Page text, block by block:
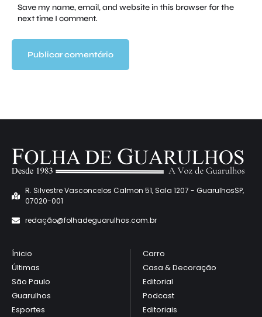
Save my name, email, and website in this browser for the
next time I comment.
R. Silvestre Vasconcelos Calmon 51, Sala 1207 - GuarulhosSP,
07020-001
redação@folhadeguarulhos.com.br
Ínicio
Últimas
São Paulo
Guarulhos
Esportes
Carro
Casa & Decoração
Editorial
Podcast
Editoriais